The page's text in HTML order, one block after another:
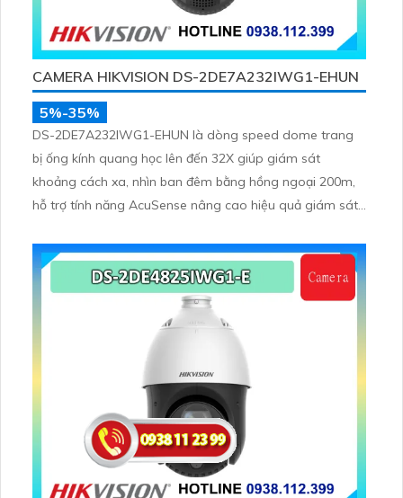
CAMERA HIKVISION DS-2DE7A232IWG1-EHUN
5%-35%
DS-2DE7A232IWG1-EHUN là dòng speed dome trang
bị ống kính quang học lên đến 32X giúp giám sát
khoảng cách xa, nhìn ban đêm bằng hồng ngoại 200m,
hỗ trợ tính năng AcuSense nâng cao hiệu quả giám sát
learning